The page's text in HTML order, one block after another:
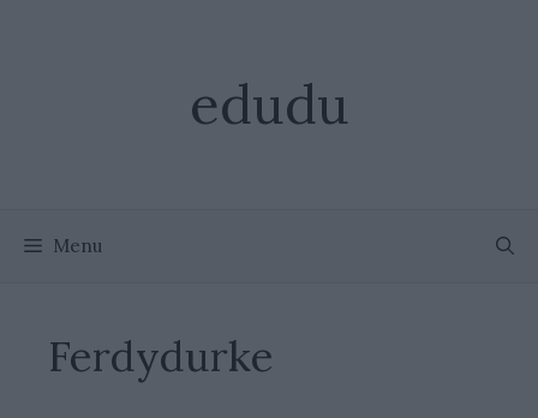
edudu
Menu
Ferdydurke